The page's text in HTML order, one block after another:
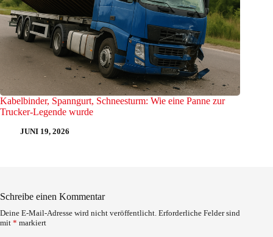
Kabelbinder, Spanngurt, Schneesturm: Wie eine Panne zur
Trucker-Legende wurde
JUNI 19, 2026
Schreibe einen Kommentar
Deine E-Mail-Adresse wird nicht veröffentlicht. Erforderliche Felder sind
mit * markiert